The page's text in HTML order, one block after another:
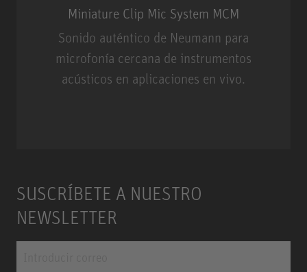
Miniature Clip Mic System MCM
Sonido auténtico de Neumann para
microfonía cercana de instrumentos
acústicos en aplicaciones en vivo.
SUSCRÍBETE A NUESTRO
NEWSLETTER